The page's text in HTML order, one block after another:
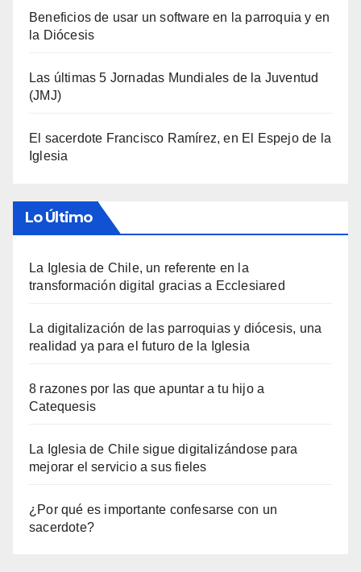
Beneficios de usar un software en la parroquia y en
la Diócesis
Las últimas 5 Jornadas Mundiales de la Juventud
(JMJ)
El sacerdote Francisco Ramírez, en El Espejo de la
Iglesia
Lo Último
La Iglesia de Chile, un referente en la
transformación digital gracias a Ecclesiared
La digitalización de las parroquias y diócesis, una
realidad ya para el futuro de la Iglesia
8 razones por las que apuntar a tu hijo a
Catequesis
La Iglesia de Chile sigue digitalizándose para
mejorar el servicio a sus fieles
¿Por qué es importante confesarse con un
sacerdote?